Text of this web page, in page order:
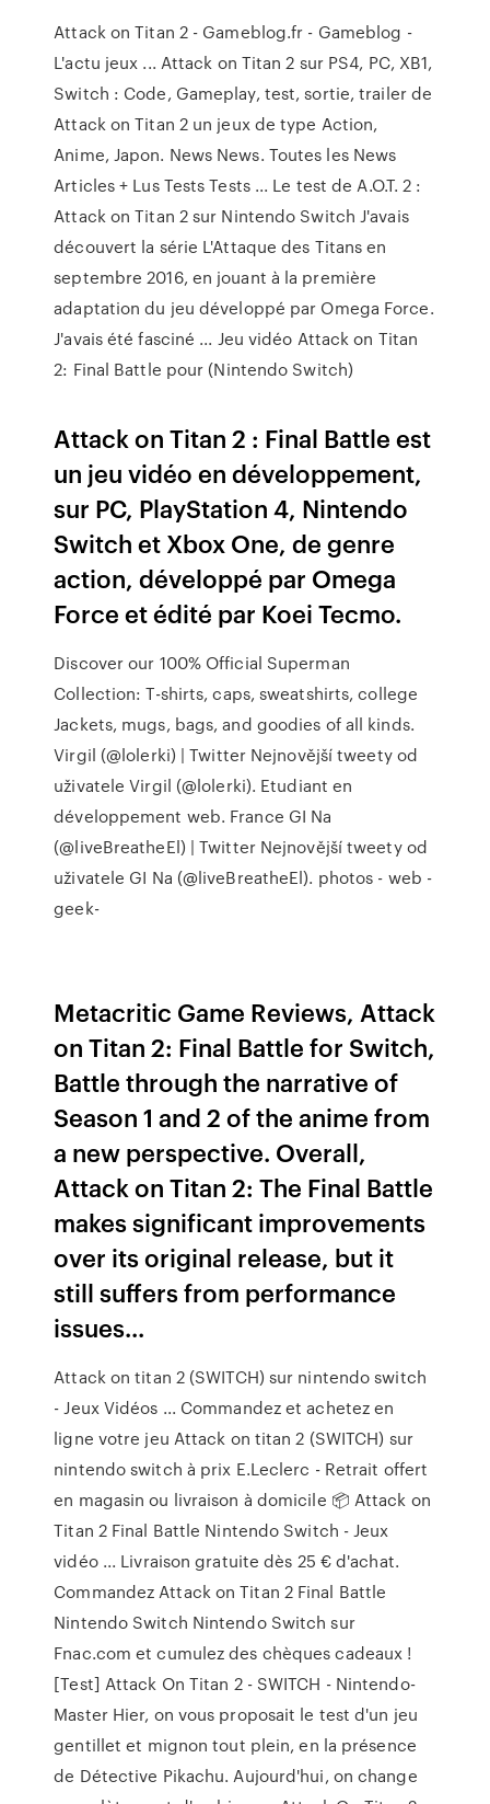
Attack on Titan 2 - Gameblog.fr - Gameblog -
L'actu jeux ... Attack on Titan 2 sur PS4, PC, XB1,
Switch : Code, Gameplay, test, sortie, trailer de
Attack on Titan 2 un jeux de type Action,
Anime, Japon. News News. Toutes les News
Articles + Lus Tests Tests ... Le test de A.O.T. 2 :
Attack on Titan 2 sur Nintendo Switch J'avais
découvert la série L'Attaque des Titans en
septembre 2016, en jouant à la première
adaptation du jeu développé par Omega Force.
J'avais été fasciné ... Jeu vidéo Attack on Titan
2: Final Battle pour (Nintendo Switch)
Attack on Titan 2 : Final Battle est
un jeu vidéo en développement,
sur PC, PlayStation 4, Nintendo
Switch et Xbox One, de genre
action, développé par Omega
Force et édité par Koei Tecmo.
Discover our 100% Official Superman
Collection: T-shirts, caps, sweatshirts, college
Jackets, mugs, bags, and goodies of all kinds.
Virgil (@lolerki) | TwitterNejnovější tweety od
uživatele Virgil (@lolerki). Etudiant en
développement web. France GI Na
(@liveBreatheEl) | TwitterNejnovější tweety od
uživatele GI Na (@liveBreatheEl). photos - web -
geek-
Metacritic Game Reviews, Attack
on Titan 2: Final Battle for Switch,
Battle through the narrative of
Season 1 and 2 of the anime from
a new perspective. Overall,
Attack on Titan 2: The Final Battle
makes significant improvements
over its original release, but it
still suffers from performance
issues...
Attack on titan 2 (SWITCH) sur nintendo switch
- Jeux Vidéos ... Commandez et achetez en
ligne votre jeu Attack on titan 2 (SWITCH) sur
nintendo switch à prix E.Leclerc - Retrait offert
en magasin ou livraison à domicile 📦 Attack on
Titan 2 Final Battle Nintendo Switch - Jeux
vidéo ... Livraison gratuite dès 25 € d'achat.
Commandez Attack on Titan 2 Final Battle
Nintendo Switch Nintendo Switch sur
Fnac.com et cumulez des chèques cadeaux !
[Test] Attack On Titan 2 - SWITCH - Nintendo-
Master Hier, on vous proposait le test d'un jeu
gentillet et mignon tout plein, en la présence
de Détective Pikachu. Aujourd'hui, on change